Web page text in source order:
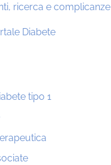
ricerca e complicanze
Diabete
tipo 1